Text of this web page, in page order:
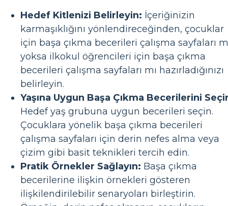
Hedef Kitlenizi Belirleyin: İçeriğinizin
karmaşıklığını yönlendireceğinden, çocuklar
için başa çıkma becerileri çalışma sayfaları
yoksa ilkokul öğrencileri için başa çıkma
becerileri çalışma sayfaları mı hazırladığınızı
belirleyin.
Yaşına Uygun Başa Çıkma Becerilerini
Hedef yaş grubuna uygun becerileri seçin.
Çocuklara yönelik başa çıkma becerileri
çalışma sayfaları için derin nefes alma veya
çizim gibi basit teknikleri tercih edin.
Pratik Örnekler Sağlayın: Başa çıkma
becerilerine ilişkin örnekleri gösteren
ilişkilendirilebilir senaryoları birleştirin.